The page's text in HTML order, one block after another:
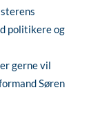
politikere og
gerne vil
Søren